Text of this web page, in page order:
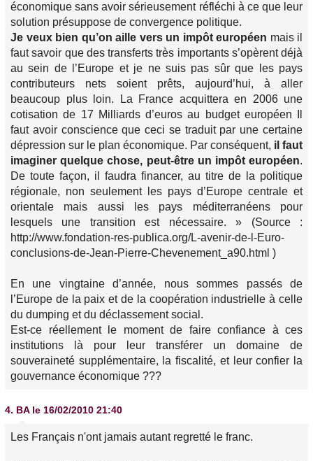
économique sans avoir sérieusement réfléchi à ce que leur
solution présuppose de convergence politique.
Je veux bien qu’on aille vers un impôt européen mais il
faut savoir que des transferts très importants s’opèrent déjà
au sein de l’Europe et je ne suis pas sûr que les pays
contributeurs nets soient prêts, aujourd’hui, à aller
beaucoup plus loin. La France acquittera en 2006 une
cotisation de 17 Milliards d’euros au budget européen Il
faut avoir conscience que ceci se traduit par une certaine
dépression sur le plan économique. Par conséquent, il faut
imaginer quelque chose, peut-être un impôt européen.
De toute façon, il faudra financer, au titre de la politique
régionale, non seulement les pays d’Europe centrale et
orientale mais aussi les pays méditerranéens pour
lesquels une transition est nécessaire.» (Source :
http://www.fondation-res-publica.org/L-avenir-de-l-Euro-
conclusions-de-Jean-Pierre-Chevenement_a90.html )
En une vingtaine d’année, nous sommes passés de
l’Europe de la paix et de la coopération industrielle à celle
du dumping et du déclassement social.
Est-ce réellement le moment de faire confiance à ces
institutions là pour leur transférer un domaine de
souveraineté supplémentaire, la fiscalité, et leur confier la
gouvernance économique ???
4. BA le 16/02/2010 21:40
Les Français n'ont jamais autant regretté le franc.